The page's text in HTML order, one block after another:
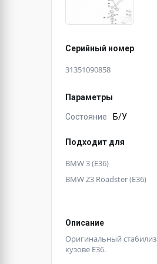
Серийный номер
31351090858
Параметры
Состояние Б/У
Подходит для
BMW 3 (E36)
BMW Z3 Roadster (E36)
Описание
Оригинальный
кузове Е36.